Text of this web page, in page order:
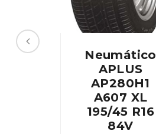
Neumático
APLUS
AP280H1
A607 XL
195/45 R16
84V